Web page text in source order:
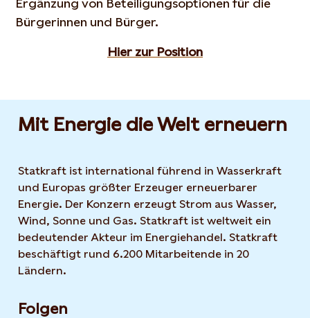
Ergänzung von Beteiligungsoptionen für die
Bürgerinnen und Bürger.
Hier zur Position
Mit Energie die Welt erneuern
Statkraft ist international führend in Wasserkraft
und Europas größter Erzeuger erneuerbarer
Energie. Der Konzern erzeugt Strom aus Wasser,
Wind, Sonne und Gas. Statkraft ist weltweit ein
bedeutender Akteur im Energiehandel. Statkraft
beschäftigt rund 6.200 Mitarbeitende in 20
Ländern.
Folgen